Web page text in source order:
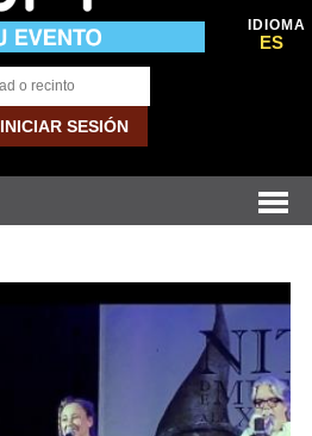
IDIOMA
ES
INICIAR SESIÓN